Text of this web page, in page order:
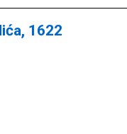
1622